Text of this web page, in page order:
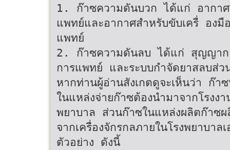
1. ก๊าซความดันบวก ได้แก่ อากาศ
แพทย์และอากาศสำหรับขับเครื่ องมื
แพทย์
2. ก๊าซความดันลบ ได้แก่ สุญญาก
การแพทย์ และระบบกำจัดยาสลบส่ว
หากท่านผู้อ่านสังเกตดูจะเห็นว่า ก๊า
ในแหล่งจ่ายก๊าซต้องนำมาจากโรงงา
พยาบาล ส่วนก๊าซในแหล่งผลิตก๊าซ
จากเครื่องจักรกลภายในโรงพยาบาล
ตัวอย่าง ดังนี้